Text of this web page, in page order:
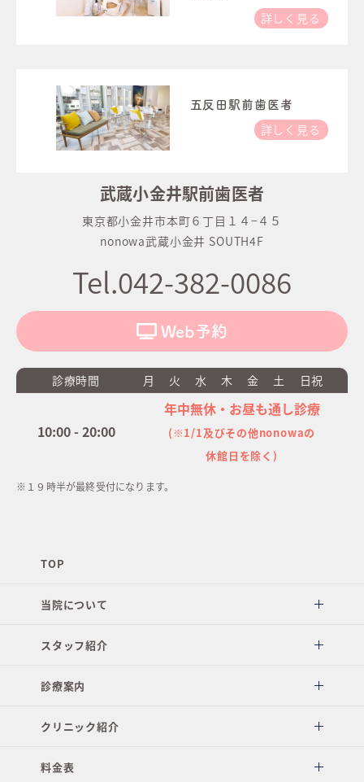
詳しく見る
五反田駅前歯医者
詳しく見る
武蔵小金井駅前歯医者
東京都小金井市本町６丁目１４−４５
nonowa武蔵小金井 SOUTH4F
Tel.042-382-0086
Web予約
診療時間 月 火 水 木 金 土 日祝
10:00 - 20:00
年中無休・お昼も通し診療
(※1/1及びその他nonowaの
休館日を除く)
※１９時半が最終受付になります。
TOP
当院について
スタッフ紹介
診療案内
クリニック紹介
料金表